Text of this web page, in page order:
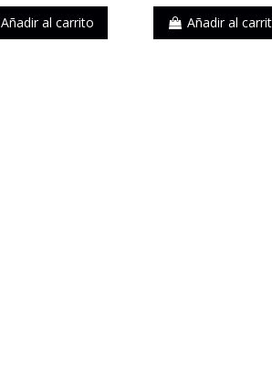
Añadir al carrito Añadir al